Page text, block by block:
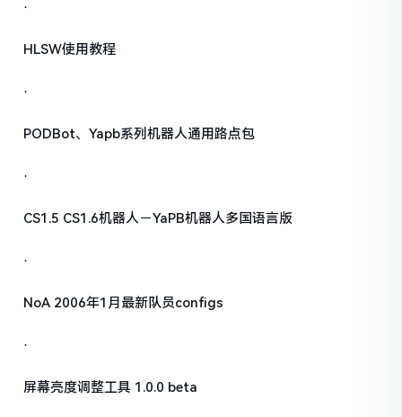
·
HLSW使用教程
·
PODBot、Yapb系列机器人通用路点包
·
CS1.5 CS1.6机器人－YaPB机器人多国语言版
·
NoA 2006年1月最新队员configs
·
屏幕亮度调整工具 1.0.0 beta